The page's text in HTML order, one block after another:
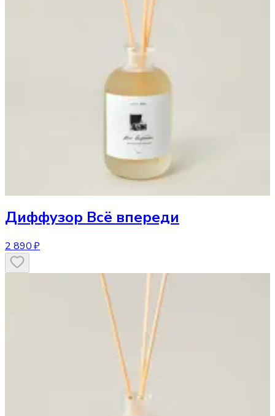
Диффузор Всё впереди
2 890 ₽